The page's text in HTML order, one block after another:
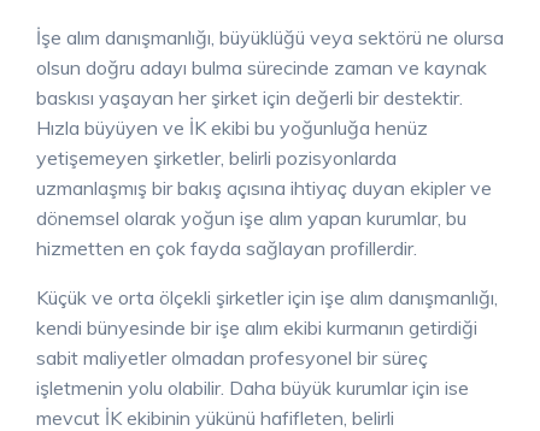
İşe alım danışmanlığı, büyüklüğü veya sektörü ne olursa
olsun doğru adayı bulma sürecinde zaman ve kaynak
baskısı yaşayan her şirket için değerli bir destektir.
Hızla büyüyen ve İK ekibi bu yoğunluğa henüz
yetişemeyen şirketler, belirli pozisyonlarda
uzmanlaşmış bir bakış açısına ihtiyaç duyan ekipler ve
dönemsel olarak yoğun işe alım yapan kurumlar, bu
hizmetten en çok fayda sağlayan profillerdir.
Küçük ve orta ölçekli şirketler için işe alım danışmanlığı,
kendi bünyesinde bir işe alım ekibi kurmanın getirdiği
sabit maliyetler olmadan profesyonel bir süreç
işletmenin yolu olabilir. Daha büyük kurumlar için ise
mevcut İK ekibinin yükünü hafifleten, belirli